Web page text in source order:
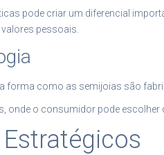
pode criar um diferencial
pessoais.
forma como as semijoias são
onde o consumidor pode escolher